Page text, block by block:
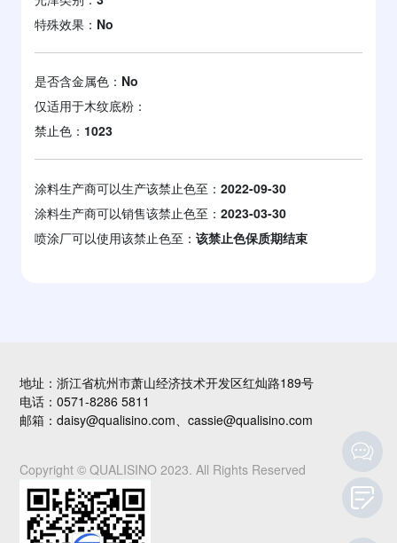
特殊效果： No
是否含金属色： No
仅适用于木纹底粉：
禁止色： 1023
涂料生产商可以生产该禁止色至： 2022-09-30
涂料生产商可以销售该禁止色至： 2023-03-30
喷涂厂可以使用该禁止色至： 该禁止色保质期结束
地址：浙江省杭州市萧山经济技术开发区红灿路189号
电话：0571-8286 5811
邮箱：daisy@qualisino.com、cassie@qualisino.com
Copyright © QUALISINO 2023. All Rights Reserved